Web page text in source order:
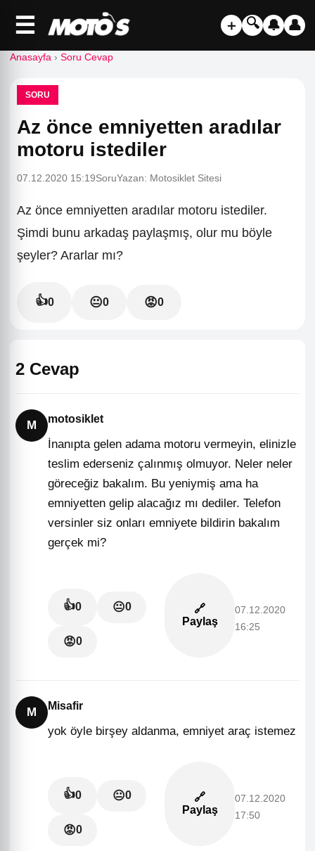
☰ ＋ 🔍 🔔 👤
Anasayfa › Soru Cevap
SORU
Az önce emniyetten aradılar
motoru istediler
07.12.2020 15:19SoruYazan: Motosiklet Sitesi
Az önce emniyetten aradılar motoru istediler.
Şimdi bunu arkadaş paylaşmış, olur mu böyle
şeyler? Ararlar mı?
👍0 😐0 😡0
2 Cevap
M motosiklet
İnanıpta gelen adama motoru vermeyin, elinizle
teslim ederseniz çalınmış olmuyor. Neler neler
göreceğiz bakalım. Bu yeniymiş ama ha
emniyetten gelip alacağız mı dediler. Telefon
versinler siz onları emniyete bildirin bakalım
gerçek mi?
👍0 😐0
😡0
🔗
Paylaş
07.12.2020
16:25
M Misafir
yok öyle birşey aldanma, emniyet araç istemez
👍0 😐0
😡0
🔗
Paylaş
07.12.2020
17:50